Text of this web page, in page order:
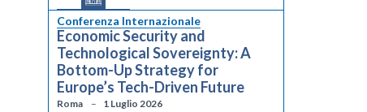
Conferenza Internazionale
Economic Security and
Technological Sovereignty: A
Bottom-Up Strategy for
Europe’s Tech-Driven Future
Roma 1 Luglio 2026